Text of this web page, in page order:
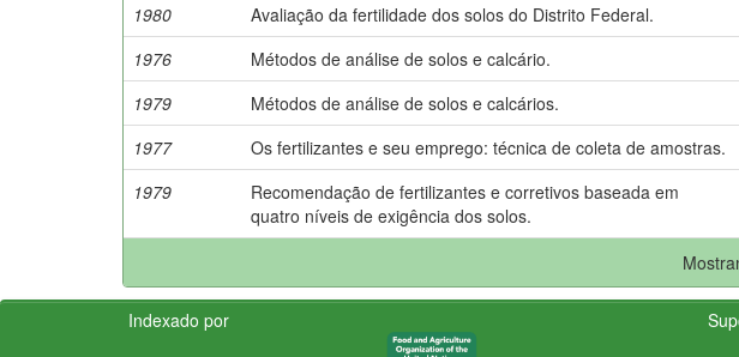
1980
Avaliação da fertilidade dos solos do Distrito Federal.
1976
Métodos de análise de solos e calcário.
1979
Métodos de análise de solos e calcários.
1977
Os fertilizantes e seu emprego: técnica de coleta de amostras.
1979
Recomendação de fertilizantes e corretivos baseada em
quatro níveis de exigência dos solos.
Indexado por